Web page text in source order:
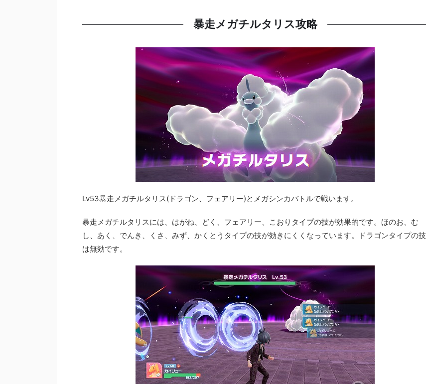
暴走メガチルタリス攻略
Lv53暴走メガチルタリス(ドラゴン、フェアリー)とメガシンカバトルで戦います。
暴走メガチルタリスには、はがね、どく、フェアリー、こおりタイプの技が効果的です。ほのお、む
し、あく、でんき、くさ、みず、かくとうタイプの技が効きにくくなっています。ドラゴンタイプの技
は無効です。